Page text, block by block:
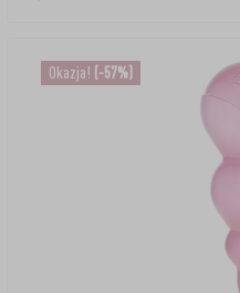
Okazja! (-57%)